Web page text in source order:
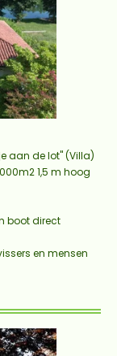
aan de lot" (Villa)
1,5 m hoog
boot direct
en mensen